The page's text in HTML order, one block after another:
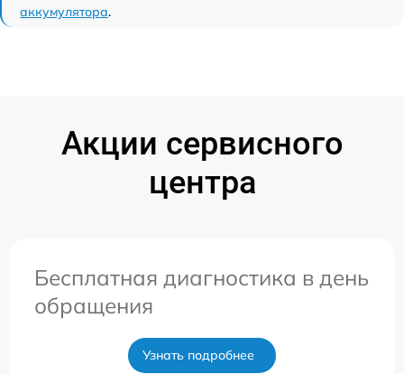
аккумулятора.
Акции сервисного
центра
Бесплатная диагностика в день
обращения
Узнать подробнее